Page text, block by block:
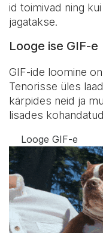
id toimivad ning
jagatakse.
Looge ise GIF-e
GIF-ide loomine
Tenorisse üles
kärpides neid ja
lisades
Looge GIF-e